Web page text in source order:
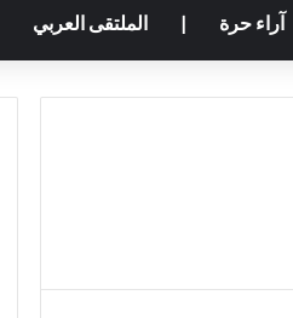
آراء حرة الملتقى العربي